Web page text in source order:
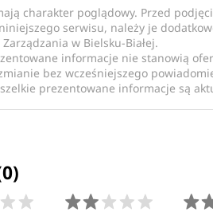
charakter poglądowy. Przed
serwisu, należy je
w Bielsku-Białej.
informacje nie stanowią
bez wcześniejszego
prezentowane informacje są